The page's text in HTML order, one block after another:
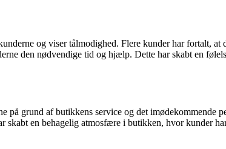
og viser tålmodighed. Flere kunder har fortalt,
den nødvendige tid og hjælp. Dette har skabt en
grund af butikkens service og det imødekommende
en behagelig atmosfære i butikken, hvor kunder